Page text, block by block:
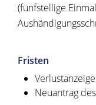
(fünfstellige Einmal
Fristen
Neuantrag